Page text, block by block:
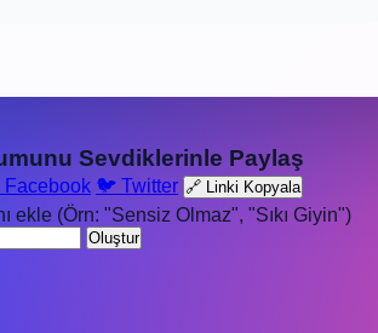
Sevdiklerinle Paylaş
Facebook 🐦 Twitter 🔗 Linki Kopyala
ekle (Örn: "Sensiz Olmaz", "Sıkı Giyin")
Oluştur